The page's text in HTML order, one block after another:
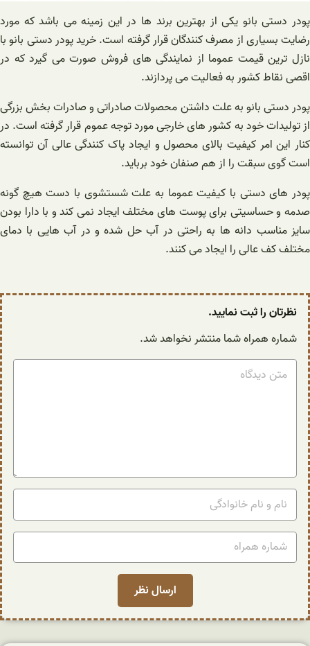
پودر دستی بانو یکی از بهترین برند ها در این زمینه می باشد که مورد
رضایت بسیاری از مصرف کنندگان قرار گرفته است. خرید پودر دستی بانو با
نازل ترین قیمت عموما از نمایندگی های فروش صورت می گیرد که در
اقصی نقاط کشور به فعالیت می پردازند.
پودر دستی بانو به علت داشتن محصولات صادراتی و صادرات بخش بزرگی
از تولیدات خود به کشور های خارجی مورد توجه عموم قرار گرفته است. در
کنار این امر کیفیت بالای محصول و ایجاد پاک کنندگی عالی آن توانسته
است گوی سبقت را از هم صنفان خود برباید.
پودر های دستی با کیفیت عموما به علت شستشوی با دست هیچ گونه
صدمه و حساسیتی برای پوست های مختلف ایجاد نمی کند و با دارا بودن
سایز مناسب دانه ها به راحتی در آب حل شده و در آب هایی با دمای
مختلف کف عالی را ایجاد می کنند.
نظرتان را ثبت نمایید.
شماره همراه شما منتشر نخواهد شد.